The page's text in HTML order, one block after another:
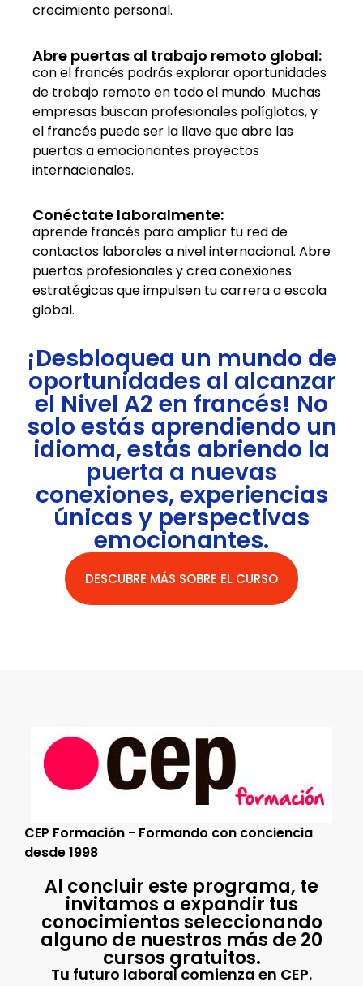
crecimiento personal.
Abre puertas al trabajo remoto global:
con el francés podrás explorar oportunidades
de trabajo remoto en todo el mundo. Muchas
empresas buscan profesionales políglotas, y
el francés puede ser la llave que abre las
puertas a emocionantes proyectos
internacionales.
Conéctate laboralmente:
aprende francés para ampliar tu red de
contactos laborales a nivel internacional. Abre
puertas profesionales y crea conexiones
estratégicas que impulsen tu carrera a escala
global.
¡Desbloquea un mundo de
oportunidades al alcanzar
el Nivel A2 en francés! No
solo estás aprendiendo un
idioma, estás abriendo la
puerta a nuevas
conexiones, experiencias
únicas y perspectivas
emocionantes.
DESCUBRE MÁS SOBRE EL CURSO
CEP Formación - Formando con conciencia
desde 1998
Al concluir este programa, te
invitamos a expandir tus
conocimientos seleccionando
alguno de nuestros más de 20
cursos gratuitos.
Tu futuro laboral comienza en CEP.